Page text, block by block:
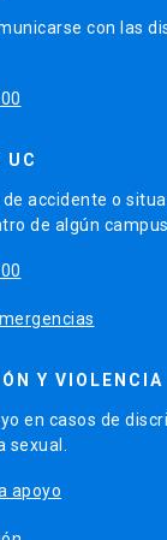
con las
UC
accidente o
de algún
Y VIOLENCIA
en casos de
sexual.
apoyo